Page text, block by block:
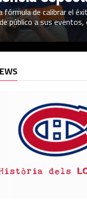
fórmula de calibrar el
público a sus eventos,